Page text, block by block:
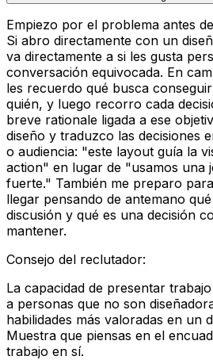
Empiezo por el problema antes
Si abro directamente con un
va directamente a si les gusta
conversación equivocada. En
les recuerdo qué busca
quién, y luego recorro cada
breve rationale ligada a ese
diseño y traduzco las decisiones
o audiencia: "este layout guía la
action" en lugar de "usamos una
fuerte." También me preparo
llegar pensando de antemano
discusión y qué es una decisión
mantener.
Consejo del reclutador:
La capacidad de presentar
a personas que no son
habilidades más valoradas en un
Muestra que piensas en el
trabajo en sí.